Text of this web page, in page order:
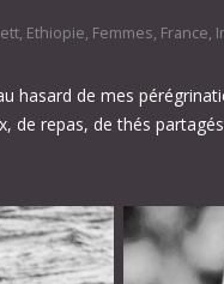
, Ethiopie, Femmes, France,
hasard de mes
de repas, de thés